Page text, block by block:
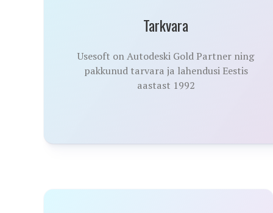
Tarkvara
Usesoft on Autodeski Gold Partner ning
pakkunud tarvara ja lahendusi Eestis
aastast 1992